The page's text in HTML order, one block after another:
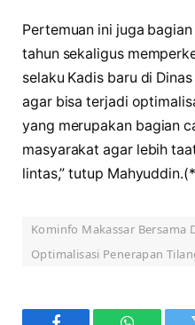
Pertemuan ini juga
tahun sekaligus
selaku Kadis baru di
agar bisa terjadi
yang merupakan bagian
masyarakat agar lebih
lintas,” tutup
Kominfo Makassar Bersama
Optimalisasi Penerapan